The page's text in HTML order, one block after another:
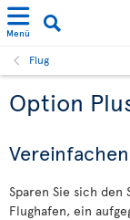
Menü
Flug
Option
Sparen Sie sich den
Flughafen, ein